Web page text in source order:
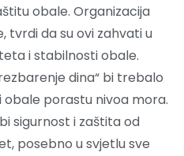
obale. Organizacija
tvrdi da su ovi zahvati u
i stabilnosti obale.
dina“ bi trebalo
porastu nivoa mora.
sigurnost i zaštita od
posebno u svjetlu sve